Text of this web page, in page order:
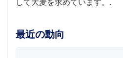
して大麦を求めています。.
最近の動向